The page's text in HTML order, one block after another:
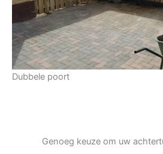
Dubbele poort
Genoeg keuze om uw